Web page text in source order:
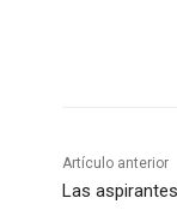
Artículo anterior
Las